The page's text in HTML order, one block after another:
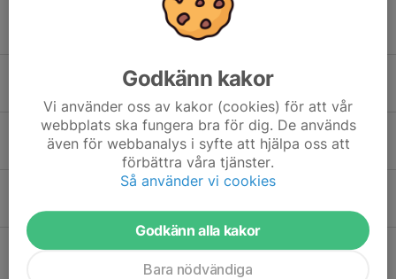
Veckans träningar
Jönsbergska cup 14 juni
Uppdatering från ledargruppen
5 jun, 22:10 0
LINDÖ FF HÖSTCUP 2026
8 maj, 16:34 0
Träningen idag blir en timme
0
Godkänn kakor
Vi använder oss av kakor (cookies) för att vår
webbplats ska fungera bra för dig. De används
även för webbanalys i syfte att hjälpa oss att
förbättra våra tjänster.
Så använder vi cookies
Godkänn alla kakor
Bara nödvändiga